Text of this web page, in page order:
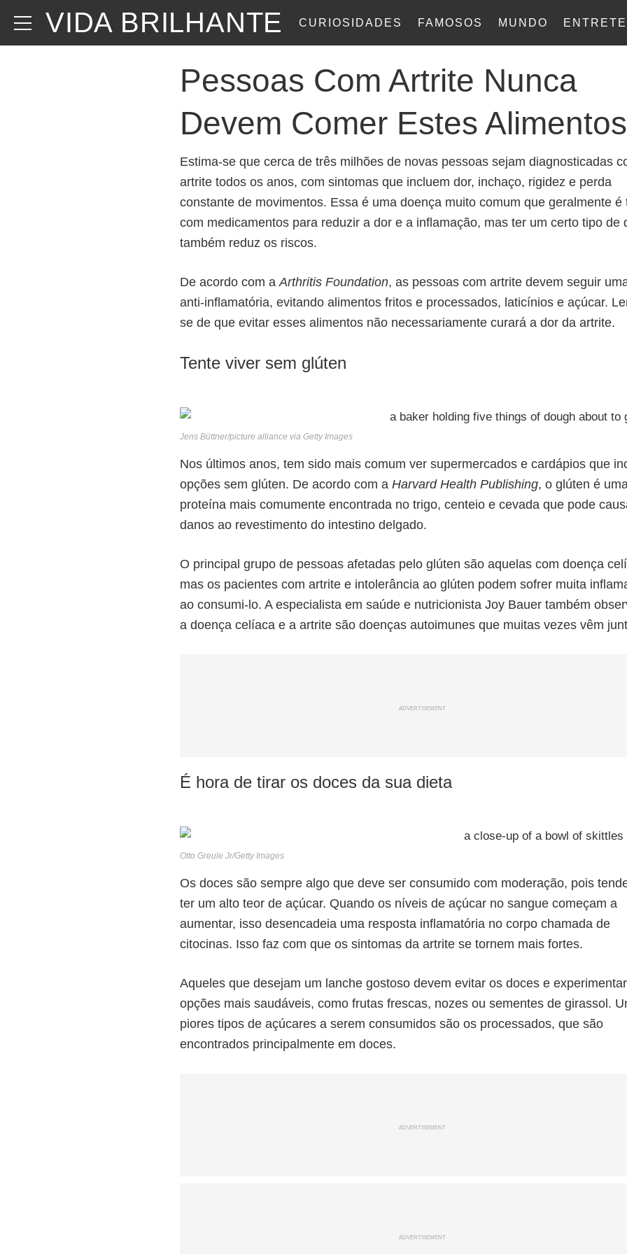
VIDA BRILHANTE CURIOSIDADES FAMOSOS MUNDO
Pessoas Com Artrite Nunca
Devem Comer Estes Alimentos
Estima-se que cerca de três milhões de novas pessoas sejam diagnosticadas
artrite todos os anos, com sintomas que incluem dor, inchaço, rigidez e perda
constante de movimentos. Essa é uma doença muito comum que geralmente é
com medicamentos para reduzir a dor e a inflamação, mas ter um certo tipo de
também reduz os riscos.
De acordo com aArthritis Foundation, as pessoas com artrite devem seguir
anti-inflamatória, evitando alimentos fritos e processados, laticínios e açúcar.
se de que evitar esses alimentos não necessariamente curará a dor da artrite.
Tente viver sem glúten
Jens Büttner/picture alliance via Getty Images
Nos últimos anos, tem sido mais comum ver supermercados e cardápios que
opções sem glúten. De acordo com a Harvard Health Publishing, o glúten é
proteína mais comumente encontrada no trigo, centeio e cevada que pode
danos ao revestimento do intestino delgado.
O principal grupo de pessoas afetadas pelo glúten são aquelas com doença
mas os pacientes com artrite e intolerância ao glúten podem sofrer muita
ao consumi-lo. A especialista em saúde e nutricionista Joy Bauer também
a doença celíaca e a artrite são doenças autoimunes que muitas vezes vêm
ADVERTISEMENT
É hora de tirar os doces da sua dieta
Otto Greule Jr/Getty Images
Os doces são sempre algo que deve ser consumido com moderação, pois
ter um alto teor de açúcar. Quando os níveis de açúcar no sangue começam a
aumentar, isso desencadeia uma resposta inflamatória no corpo chamada de
citocinas. Isso faz com que os sintomas da artrite se tornem mais fortes.
Aqueles que desejam um lanche gostoso devem evitar os doces e experimentar
opções mais saudáveis, como frutas frescas, nozes ou sementes de girassol.
piores tipos de açúcares a serem consumidos são os processados, que são
encontrados principalmente em doces.
ADVERTISEMENT
ADVERTISEMENT